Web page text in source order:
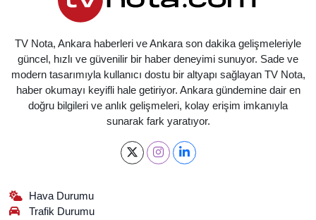
TV Nota, Ankara haberleri ve Ankara son dakika gelişmeleriyle
güncel, hızlı ve güvenilir bir haber deneyimi sunuyor. Sade ve
modern tasarımıyla kullanıcı dostu bir altyapı sağlayan TV Nota,
haber okumayı keyifli hale getiriyor. Ankara gündemine dair en
doğru bilgileri ve anlık gelişmeleri, kolay erişim imkanıyla
sunarak fark yaratıyor.
Hava Durumu
Trafik Durumu